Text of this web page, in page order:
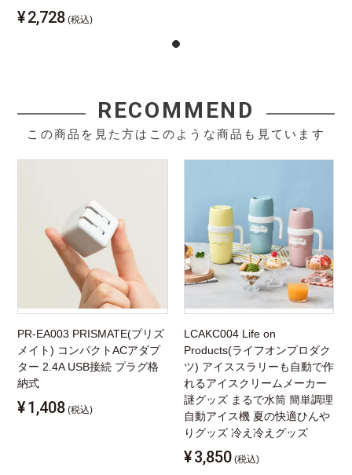
¥2,728 (税込)
RECOMMEND
この商品を見た方はこのような商品も見ています
PR-EA003 PRISMATE(プリズ
メイト) コンパクトACアダプ
ター 2.4A USB接続 プラグ格
納式
¥1,408 (税込)
LCAKC004 Life on
Products(ライフオンプロダク
ツ) アイススラリーも自動で作
れるアイスクリームメーカー
謎グッズ まるで水筒 簡単調理
自動アイス機 夏の快適ひんや
りグッズ 冷え冷えグッズ
¥3,850 (税込)